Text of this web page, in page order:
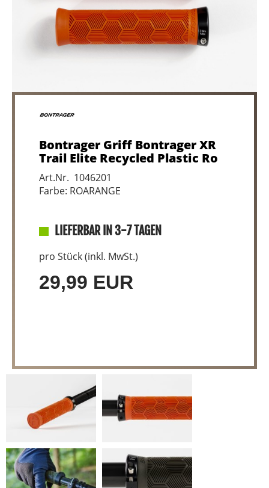
Bontrager Griff Bontrager XR
Trail Elite Recycled Plastic Ro
Art.Nr. 1046201
Farbe: ROARANGE
LIEFERBAR IN 3-7 TAGEN
pro Stück (inkl. MwSt.)
29,99 EUR